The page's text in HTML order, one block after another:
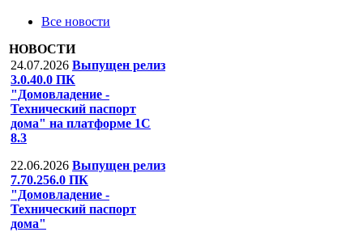
Все новости
НОВОСТИ
24.07.2026 Выпущен релиз
3.0.40.0 ПК
"Домовладение -
Технический паспорт
дома" на платформе 1С
8.3
22.06.2026 Выпущен релиз
7.70.256.0 ПК
"Домовладение -
Технический паспорт
дома"